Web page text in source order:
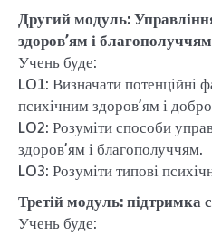
Другий модуль:
здоров’ям і
Учень буде:
LO1: Визначати потенційні
психічним здоров’ям і
LO2: Розуміти способи
здоров’ям і благополуччям.
LO3: Розуміти типові
Третій модуль: підтримка
Учень буде: